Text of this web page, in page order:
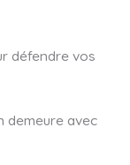
défendre vos
demeure avec